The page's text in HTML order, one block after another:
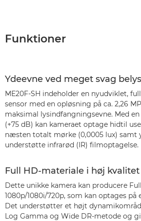
Funktioner
Ydeevne ved meget svag
ME20F-SH indeholder en nyudviklet,
sensor med en opløsning på ca. 2,26
maksimal lysindfangningsevne. Med
(+75 dB) kan kameraet optage hidtil
næsten totalt mørke (0,0005 lux) samt
understøtte infrarød (IR) filmoptagelse.
Full HD-materiale i høj kvalitet
Dette unikke kamera kan producere
1080p/1080i/720p, som kan optages på
Det understøtter et højt
Log Gamma og Wide DR-metode og